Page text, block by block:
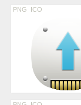
PNG ICO